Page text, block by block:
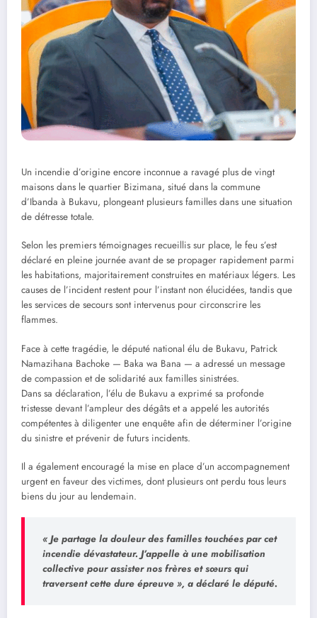
Un incendie d’origine encore inconnue a ravagé plus de vingt
maisons dans le quartier Bizimana, situé dans la commune
d’Ibanda à Bukavu, plongeant plusieurs familles dans une situation
de détresse totale.
Selon les premiers témoignages recueillis sur place, le feu s’est
déclaré en pleine journée avant de se propager rapidement parmi
les habitations, majoritairement construites en matériaux légers. Les
causes de l’incident restent pour l’instant non élucidées, tandis que
les services de secours sont intervenus pour circonscrire les
flammes.
Face à cette tragédie, le député national élu de Bukavu, Patrick
Namazihana Bachoke — Baka wa Bana — a adressé un message
de compassion et de solidarité aux familles sinistrées.
Dans sa déclaration, l’élu de Bukavu a exprimé sa profonde
tristesse devant l’ampleur des dégâts et a appelé les autorités
compétentes à diligenter une enquête afin de déterminer l’origine
du sinistre et prévenir de futurs incidents.
Il a également encouragé la mise en place d’un accompagnement
urgent en faveur des victimes, dont plusieurs ont perdu tous leurs
biens du jour au lendemain.
« Je partage la douleur des familles touchées par cet
incendie dévastateur. J’appelle à une mobilisation
collective pour assister nos frères et sœurs qui
traversent cette dure épreuve », a déclaré le député.